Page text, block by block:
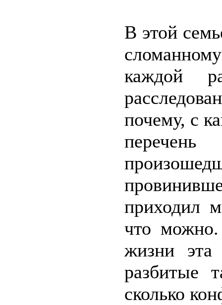
В этой
каждой
почему, с
приходил
что можно.
жизни эта
разбитые
сколько